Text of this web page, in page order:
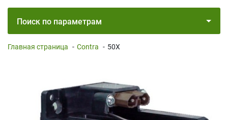
Поиск по параметрам
Главная страница - Contra - 50X